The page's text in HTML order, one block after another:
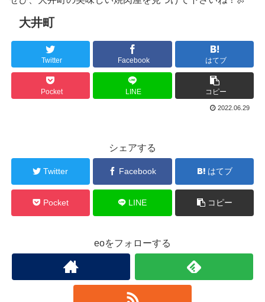
大井町
Twitter Facebook はてブ
Pocket LINE コピー
2022.06.29
シェアする
Twitter Facebook はてブ
Pocket LINE コピー
eoをフォローする